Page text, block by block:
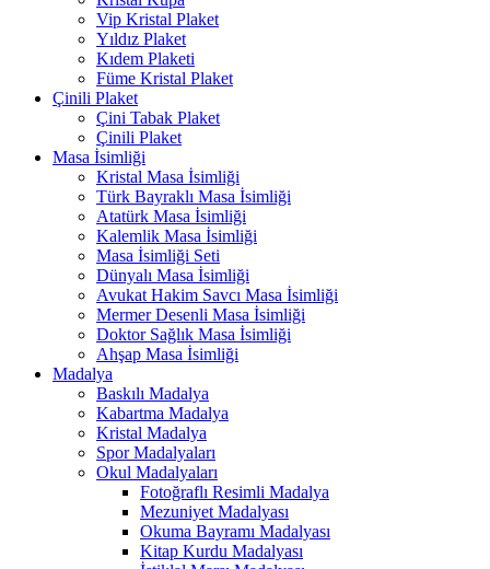
Vip Kristal Plaket
Yıldız Plaket
Kıdem Plaketi
Füme Kristal Plaket
Çinili Plaket
Çini Tabak Plaket
Çinili Plaket
Masa İsimliği
Kristal Masa İsimliği
Türk Bayraklı Masa İsimliği
Atatürk Masa İsimliği
Kalemlik Masa İsimliği
Masa İsimliği Seti
Dünyalı Masa İsimliği
Avukat Hakim Savcı Masa İsimliği
Mermer Desenli Masa İsimliği
Doktor Sağlık Masa İsimliği
Ahşap Masa İsimliği
Madalya
Baskılı Madalya
Kabartma Madalya
Kristal Madalya
Spor Madalyaları
Okul Madalyaları
Fotoğraflı Resimli Madalya
Mezuniyet Madalyası
Okuma Bayramı Madalyası
Kitap Kurdu Madalyası